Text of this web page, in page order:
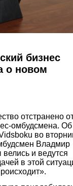
бизнес
о новом
отстранено
омбудсмена. Об
во
Владмир
и ведутся
в этой